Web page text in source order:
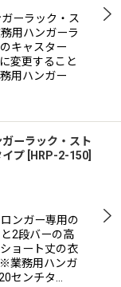
ーラック・ス
用ハンガーラ
キャスター
変更すること
用ハンガー
ーラック・スト
イプ
HRP-2-150
ンガー専用の
2段バーの高
ョート丈の衣
業務用ハンガ
センチタ…